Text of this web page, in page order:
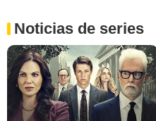
Noticias de series